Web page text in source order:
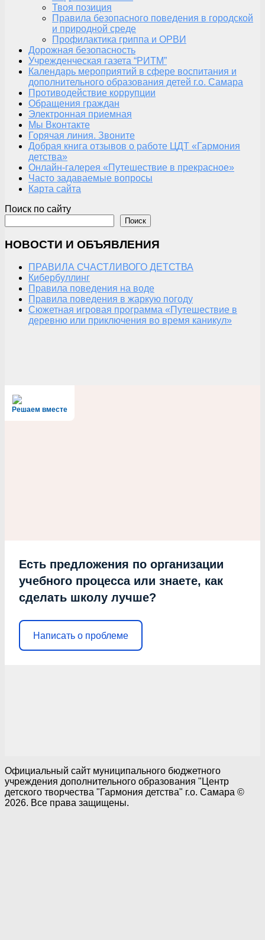
Твоя позиция
Правила безопасного поведения в городской
и природной среде
Профилактика гриппа и ОРВИ
Дорожная безопасность
Учрежденческая газета “РИТМ”
Календарь мероприятий в сфере воспитания и
дополнительного образования детей г.о. Самара
Противодействие коррупции
Обращения граждан
Электронная приемная
Мы Вконтакте
Горячая линия. Звоните
Добрая книга отзывов о работе ЦДТ «Гармония
детства»
Онлайн-галерея «Путешествие в прекрасное»
Часто задаваемые вопросы
Карта сайта
Поиск по сайту
Поиск
НОВОСТИ И ОБЪЯВЛЕНИЯ
ПРАВИЛА СЧАСТЛИВОГО ДЕТСТВА
Кибербуллинг
Правила поведения на воде
Правила поведения в жаркую погоду
Сюжетная игровая программа «Путешествие в
деревню или приключения во время каникул»
Решаем вместе
Есть предложения по организации
учебного процесса или знаете, как
сделать школу лучше?
Написать о проблеме
Официальный сайт муниципального бюджетного
учреждения дополнительного образования "Центр
детского творчества "Гармония детства" г.о. Самара ©
2026. Все права защищены.